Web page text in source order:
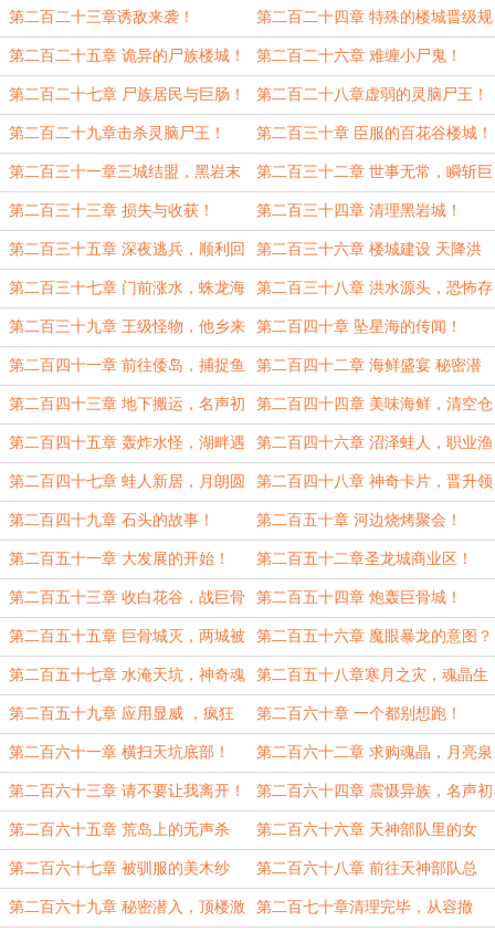
人！ 骑！
第二百二十三章诱敌来袭！ 第二百二十四章 特殊的楼城晋级规
则！
第二百二十五章 诡异的尸族楼城！ 第二百二十六章 难缠小尸鬼！
第二百二十七章 尸族居民与巨肠！ 第二百二十八章虚弱的灵脑尸王！
第二百二十九章击杀灵脑尸王！ 第二百三十章 臣服的百花谷楼城！
第二百三十一章三城结盟，黑岩末
日！
第二百三十二章 世事无常，瞬斩巨
骨！
第二百三十三章 损失与收获！ 第二百三十四章 清理黑岩城！
第二百三十五章 深夜逃兵，顺利回
城！
第二百三十六章 楼城建设 天降洪
流！
第二百三十七章 门前涨水，蛛龙海
怪！
第二百三十八章 洪水源头，恐怖存
在！
第二百三十九章 王级怪物，他乡来
客！
第二百四十章 坠星海的传闻！
第二百四十一章 前往倭岛，捕捉鱼
虾！
第二百四十二章 海鲜盛宴 秘密潜
入！
第二百四十三章 地下搬运，名声初
显！
第二百四十四章 美味海鲜，清空仓
库！
第二百四十五章 轰炸水怪，湖畔遇
袭！
第二百四十六章 沼泽蛙人，职业渔
夫！
第二百四十七章 蛙人新居，月朗圆
梦！
第二百四十八章 神奇卡片，晋升领
主！
第二百四十九章 石头的故事！ 第二百五十章 河边烧烤聚会！
第二百五十一章 大发展的开始！ 第二百五十二章圣龙城商业区！
第二百五十三章 收白花谷，战巨骨
城！
第二百五十四章 炮轰巨骨城！
第二百五十五章 巨骨城灭，两城被
淹！
第二百五十六章 魔眼暴龙的意图？
第二百五十七章 水淹天坑，神奇魂
晶！
第二百五十八章寒月之灾，魂晶生
物！
第二百五十九章 应用显威 ，疯狂
捕捉！
第二百六十章 一个都别想跑！
第二百六十一章 横扫天坑底部！ 第二百六十二章 求购魂晶，月亮泉
水！
第二百六十三章 请不要让我离开！ 第二百六十四章 震慑异族，名声初
显！
第二百六十五章 荒岛上的无声杀
戮！（第一更）
第二百六十六章 天神部队里的女
人！（第二更）
第二百六十七章 被驯服的美木纱
华！（第三更）
第二百六十八章 前往天神部队总
部！（第四更）
第二百六十九章 秘密潜入，顶楼激 第二百七十章清理完毕，从容撤